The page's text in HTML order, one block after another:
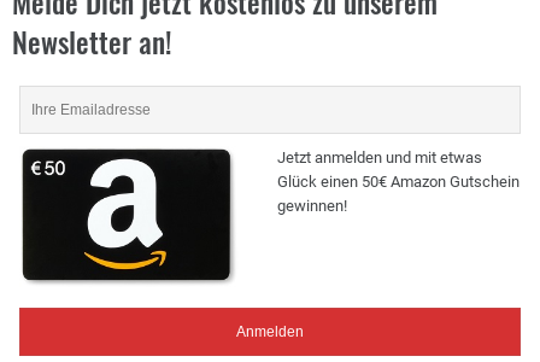
Newsletter an!
Jetzt anmelden und mit etwas
Glück einen 50€ Amazon Gutschein
gewinnen!